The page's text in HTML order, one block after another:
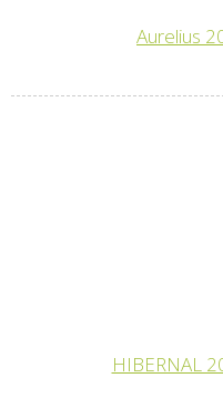
Aurelius
HIBERNAL